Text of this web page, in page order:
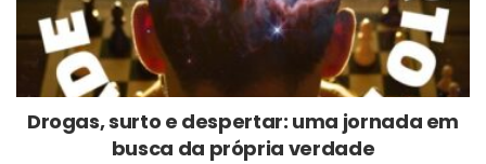
Drogas, surto e despertar: uma jornada em
busca da própria verdade